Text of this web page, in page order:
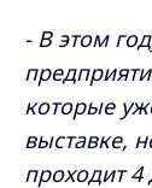
- В этом
которые
выставке,
проходит